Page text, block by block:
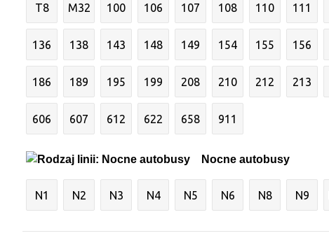
T8 M32 100 106 107 108 110 111
136 138 143 148 149 154 155 156
186 189 195 199 208 210 212 213
606 607 612 622 658 911
Nocne autobusy
N1 N2 N3 N4 N5 N6 N8 N9